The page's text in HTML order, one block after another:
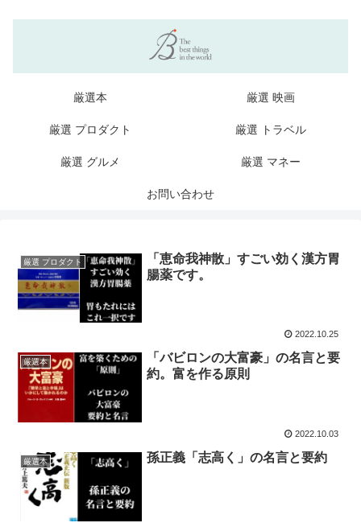
厳選本 厳選 映画
厳選 プロダクト 厳選 トラベル
厳選 グルメ 厳選 マネー
お問い合わせ
厳選 プロダクト
「恵命我神散」すごい効く漢方胃
腸薬です。
2022.10.25
厳選本
「バビロンの大富豪」の名言と要
約。富を作る原則
2022.10.03
厳選本 孫正義「志高く」の名言と要約